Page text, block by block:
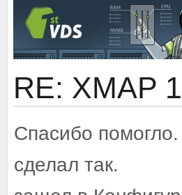
RE: XMAP
Спасибо помогло.
сделал так.